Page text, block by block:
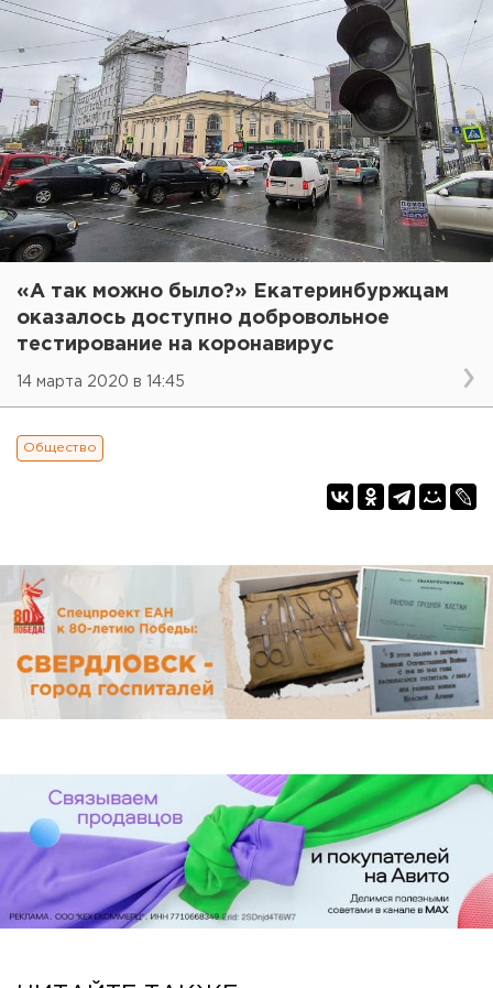
«А так можно было?» Екатеринбуржцам
оказалось доступно добровольное
тестирование на коронавирус
14 марта 2020 в 14:45
Общество